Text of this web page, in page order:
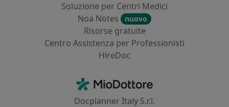
Soluzione per Centri Medici
Noa Notes
nuovo
Risorse gratuite
Centro Assistenza per Professionisti
HireDoc
MioDottore - Homepage
Docplanner Italy S.r.l.